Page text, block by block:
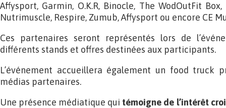
Affysport, Garmin, O.K.R, Binocle, The WodOutFit
Nutrimuscle, Respire, Zumub, Affysport ou encore CE
Ces partenaires seront représentés lors de
différents stands et offres destinées aux participants.
L’événement accueillera également un food truck
médias partenaires.
Une présence médiatique qui témoigne de l’intérêt